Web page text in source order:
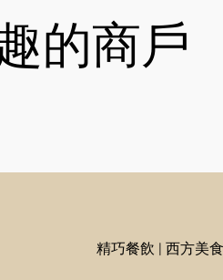
的商戶
精巧餐飲 | 西方美